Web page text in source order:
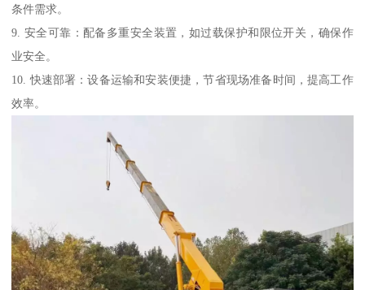
条件需求。
9. 安全可靠：配备多重安全装置，如过载保护和限位开关，确保作
业安全。
10. 快速部署：设备运输和安装便捷，节省现场准备时间，提高工作
效率。